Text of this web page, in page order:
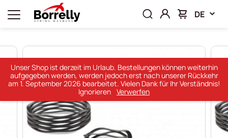
DE
Unser Shop ist derzeit im Urlaub. Bestellungen können weiterhin
aufgegeben werden, werden jedoch erst nach unserer Rückkehr
am 1. September 2026 bearbeitet. Vielen Dank für Ihr Verständnis!
Ignorieren Verwerfen